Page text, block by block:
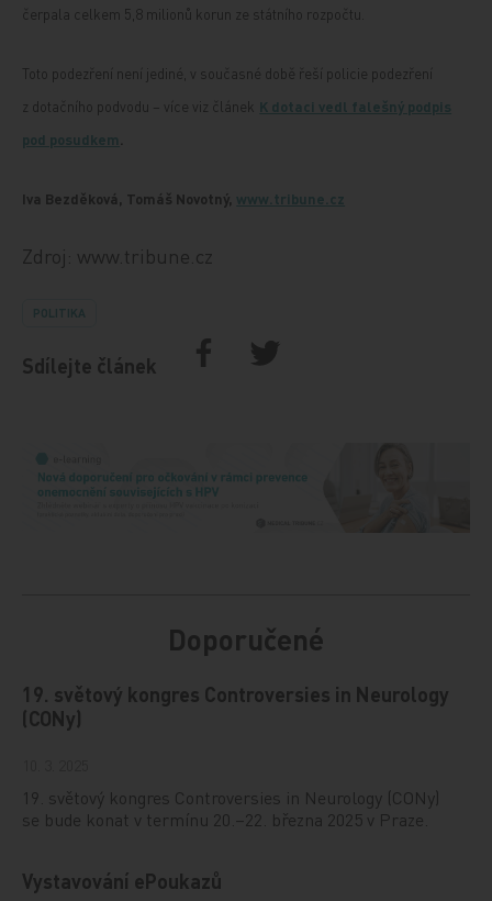
čerpala celkem 5,8 milionů korun ze státního rozpočtu.
Toto podezření není jediné, v současné době řeší policie podezření
z dotačního podvodu – více viz článek K dotaci vedl falešný podpis
pod posudkem
Iva Bezděková, Tomáš Novotný, www.tribune.cz
Zdroj: www.tribune.cz
POLITIKA
Sdílejte článek
Doporučené
19. světový kongres Controversies in Neurology
(CONy)
19. světový kongres Controversies in Neurology (CONy)
se bude konat v termínu 20.–22. března 2025 v Praze.
Vystavování ePoukazů